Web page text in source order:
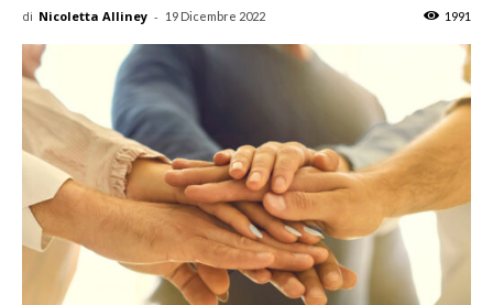
di Nicoletta Alliney - 19 Dicembre 2022 1991